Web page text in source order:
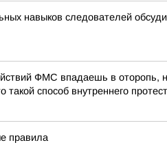
навыков следователей
ФМС впадаешь в оторопь,
способ внутреннего
правила